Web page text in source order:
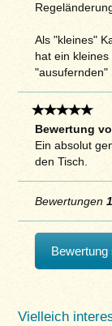
Als "kleines"
hat ein
"ausufernden"
Bewertung
Ein absolut
den Tisch.
Bewertungen 1
Bewertung
Vielleich